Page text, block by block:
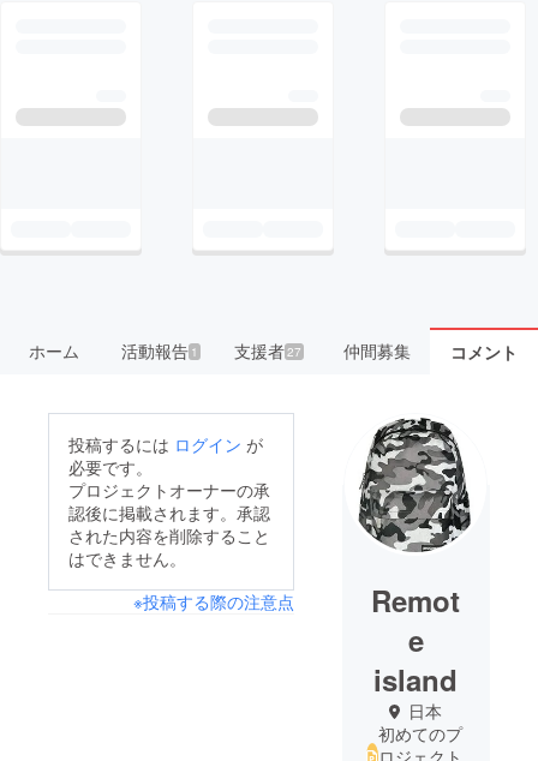
ホーム 活動報告1 支援者 27 仲間募集 コメント
投稿するには ログイン が
必要です。
プロジェクトオーナーの承
認後に掲載されます。承認
された内容を削除すること
はできません。
※投稿する際の注意点
Remot
e
island
日本
初めてのプ